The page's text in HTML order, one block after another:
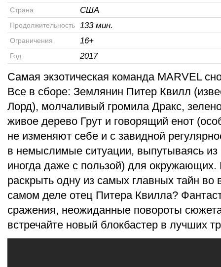
Страна США
Продолжительность 133 мин.
Ограничения 16+
Год 2017
Самая экзотическая команда MARVEL
Все в сборе: Землянин Питер Квилл
Лорд), молчаливый громила Дракс,
живое дерево Грут и говорящий енот
не изменяют себе и с завидной
в немыслимые ситуации, выпутываясь из
иногда даже с пользой) для окружающих.
раскрыть одну из самых главных тайн во
самом деле отец Питера Квилла?
сражения, неожиданные повороты
встречайте новый блокбастер в лучших